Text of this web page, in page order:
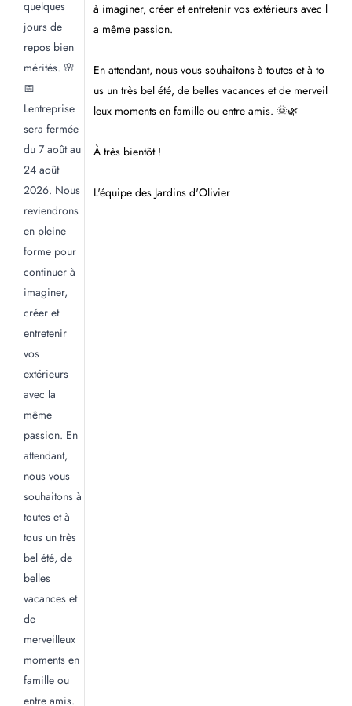
à imaginer, créer et entretenir vos extérieurs avec l
a même passion.
En attendant, nous vous souhaitons à toutes et à to
us un très bel été, de belles vacances et de merveil
leux moments en famille ou entre amis. 🌞🌿
À très bientôt !
L'équipe des Jardins d'Olivier